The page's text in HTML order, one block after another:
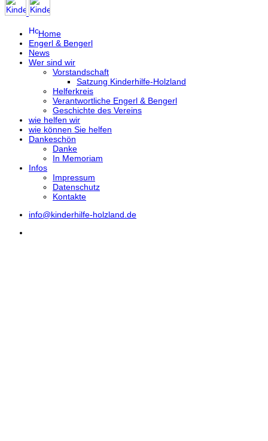
Home
Engerl & Bengerl
News
Wer sind wir
Vorstandschaft
Satzung Kinderhilfe-Holzland
Helferkreis
Verantwortliche Engerl & Bengerl
Geschichte des Vereins
wie helfen wir
wie können Sie helfen
Dankeschön
Danke
In Memoriam
Infos
Impressum
Datenschutz
Kontakte
info@kinderhilfe-holzland.de